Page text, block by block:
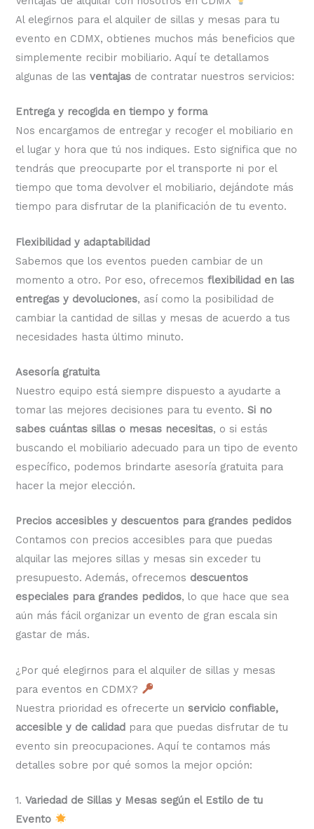
Al elegirnos para el alquiler de sillas y mesas para tu
evento en CDMX, obtienes muchos más beneficios que
simplemente recibir mobiliario. Aquí te detallamos
algunas de lasventajas de contratar nuestros servicios:
Entrega y recogida en tiempo y forma
Nos encargamos de entregar y recoger el mobiliario en
el lugar y hora que tú nos indiques. Esto significa que no
tendrás que preocuparte por el transporte ni por el
tiempo que toma devolver el mobiliario, dejándote más
tiempo para disfrutar de la planificación de tu evento.
Flexibilidad y adaptabilidad
Sabemos que los eventos pueden cambiar de un
momento a otro. Por eso, ofrecemosflexibilidad en las
entregas y devoluciones, así como la posibilidad de
cambiar la cantidad de sillas y mesas de acuerdo a tus
necesidades hasta último minuto.
Asesoría gratuita
Nuestro equipo está siempre dispuesto a ayudarte a
tomar las mejores decisiones para tu evento.Si no
sabes cuántas sillas o mesas necesitas, o si estás
buscando el mobiliario adecuado para un tipo de evento
específico, podemos brindarte asesoría gratuita para
hacer la mejor elección.
Precios accesibles y descuentos para grandes pedidos
Contamos con precios accesibles para que puedas
alquilar las mejores sillas y mesas sin exceder tu
presupuesto. Además, ofrecemos descuentos
especiales para grandes pedidos, lo que hace que sea
aún más fácil organizar un evento de gran escala sin
gastar de más.
¿Por qué elegirnos para el alquiler de sillas y mesas
para eventos en CDMX?
Nuestra prioridad es ofrecerte unservicio confiable,
accesible y de calidad para que puedas disfrutar de tu
evento sin preocupaciones. Aquí te contamos más
detalles sobre por qué somos la mejor opción:
1.Variedad de Sillas y Mesas según el Estilo de tu
Evento